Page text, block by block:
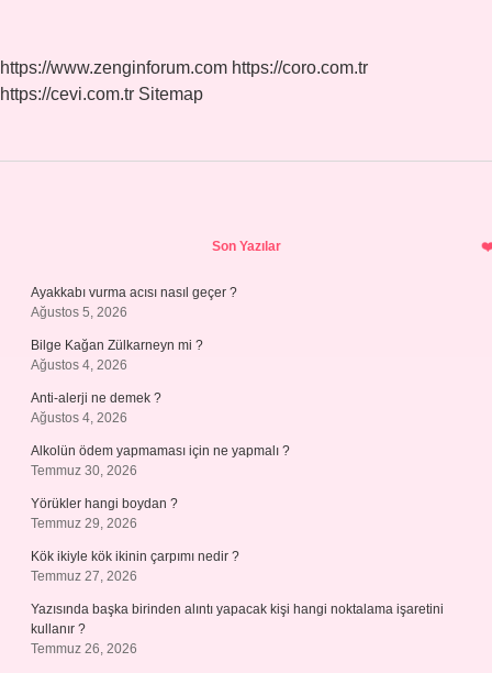
https://www.zenginforum.com https://coro.com.tr
https://cevi.com.tr Sitemap
Son Yazılar
Ayakkabı vurma acısı nasıl geçer ?
Ağustos 5, 2026
Bilge Kağan Zülkarneyn mi ?
Ağustos 4, 2026
Anti-alerji ne demek ?
Ağustos 4, 2026
Alkolün ödem yapmaması için ne yapmalı ?
Temmuz 30, 2026
Yörükler hangi boydan ?
Temmuz 29, 2026
Kök ikiyle kök ikinin çarpımı nedir ?
Temmuz 27, 2026
Yazısında başka birinden alıntı yapacak kişi hangi noktalama işaretini
kullanır ?
Temmuz 26, 2026